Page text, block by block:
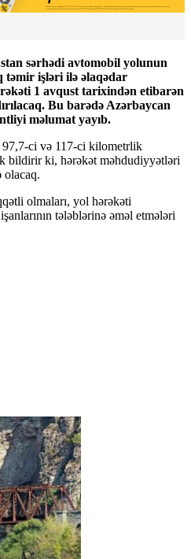
sərhədi avtomobil yolunun
təmir işləri ilə əlaqədar
1 avqust tarixindən etibarən
Bu barədə Azərbaycan
məlumat yayıb.
ci və 117-ci kilometrlik
bildirir ki, hərəkət məhdudiyyətləri
olacaq.
olmaları, yol hərəkəti
tələblərinə əməl etmələri